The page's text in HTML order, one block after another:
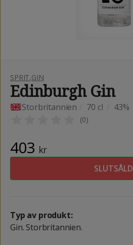
SPRIT,GIN
Edinburgh Gin
Storbritannien 70 cl 43%
(0)
403 kr
SLUTSÅLD
Typ av produkt:
Gin. Storbritannien.